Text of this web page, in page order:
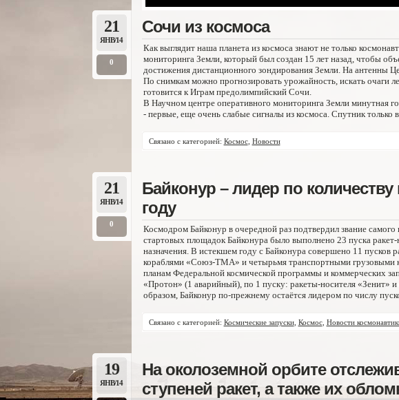
21
ЯНВ/14
0
Сочи из космоса
Как выглядит наша планета из космоса знают не только
мониторинга Земли, который был создан 15 лет назад, чтобы
достижения дистанционного зондирования Земли. На антенны
По снимкам можно прогнозировать урожайность, искать очаги
готовится к Играм предолимпийский Сочи.
В Научном центре оперативного мониторинга Земли минутная
- первые, еще очень слабые сигналы из космоса. Спутник только
Связано с категорией: Космос, Новости
21
ЯНВ/14
0
Байконур – лидер по
году
Космодром Байконур в очередной раз подтвердил звание
стартовых площадок Байконура было выполнено 23 пуска
назначения. В истекшем году с Байконура совершено 11
кораблями «Союз-ТМА» и четырьмя транспортными
планам Федеральной космической программы и коммерческих
«Протон» (1 аварийный), по 1 пуску: ракеты-носителя «Зенит»
образом, Байконур по-прежнему остаётся лидером по числу
Связано с категорией: Космические запуски, Космос, Новости
19
ЯНВ/14
На околоземной орбите
ступеней ракет, а также их